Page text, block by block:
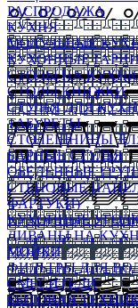
РАСПРОДАЖА
КУХНЯ
МОДУЛЬНЫЕ
КУХОННЫЕ
СТОЛЫ НА
СТОЛЫ КНИЖКИ
СТУЛЬЯ ДЛЯ
ТАБУРЕТЫ
СТОЛЕШНИЦЫ
БАРНЫЕ СТУЛЬЯ
ОБЕДЕННЫЕ
СТЕНОВЫЕ
ФАРТУКИ)
КУХОННЫЕ
ДИВАНЫ НА
МОЙКИ
ФИЛЬТРЫ ДЛЯ
СМЕСИТЕЛИ
БЫТОВАЯ